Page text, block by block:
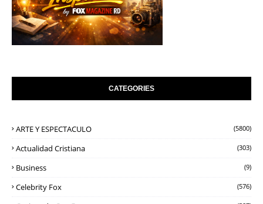
CATEGORIES
ARTE Y ESPECTACULO (5800)
Actualidad Cristiana (303)
Business (9)
Celebrity Fox (576)